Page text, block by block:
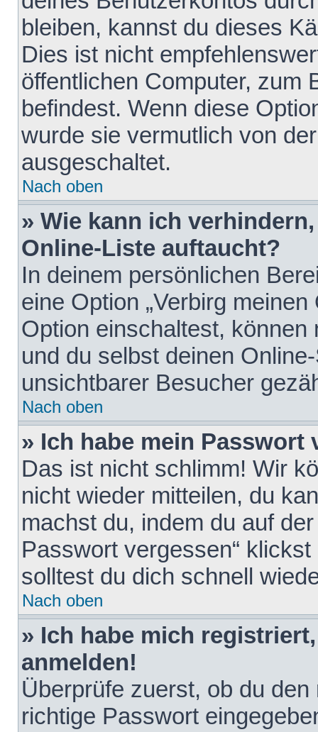
bleiben, kannst du dieses
Dies ist nicht
öffentlichen Computer, zum
befindest. Wenn diese
wurde sie vermutlich von
ausgeschaltet.
Nach oben
» Wie kann ich
Online-Liste auftaucht?
In deinem persönlichen
eine Option „Verbirg
Option einschaltest,
und du selbst deinen
unsichtbarer Besucher
Nach oben
» Ich habe mein Passwort
Das ist nicht schlimm! Wir
nicht wieder mitteilen, du
machst du, indem du auf
Passwort vergessen“
solltest du dich schnell
Nach oben
» Ich habe mich
anmelden!
Überprüfe zuerst, ob du
richtige Passwort